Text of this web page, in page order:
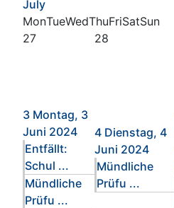
July
MonTueWedThuFriSatSun
27
28
3 Montag, 3
Juni 2024
Entfällt:
Schul ...
Mündliche
Prüfu ...
4 Dienstag, 4
Juni 2024
Mündliche
Prüfu ...